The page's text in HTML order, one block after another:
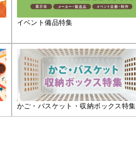
イベント備品特集
かご・バスケット・収納ボックス特集